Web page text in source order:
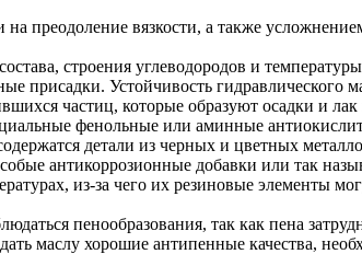
преодоление вязкости, а также
строения углеводородов и
присадки. Устойчивость
частиц, которые образуют осадки и
фенольные или аминные
детали из черных и цветных
антикоррозионные добавки или так
из-за чего их резиновые элементы
пенообразования, так как пена
маслу хорошие антипенные качества,